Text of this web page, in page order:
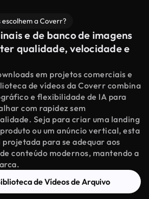
escolhem a Coverr?
e de banco de imagens
qualidade, velocidade e
em projetos comerciais e
de vídeos da Coverr combina
e flexibilidade de IA para
com rapidez sem
Seja para criar uma landing
ou um anúncio vertical, esta
para se adequar aos
conteúdo modernos, mantendo a
de Vídeos de Arquivo